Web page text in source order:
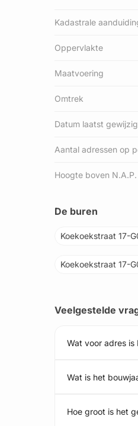
Kadastrale
Oppervlakte
Maatvoering
Omtrek
Datum laatst
Aantal adressen op
Hoogte boven N.A.P.
De buren
Koekoekstraat 17-
Koekoekstraat 17-
Veelgestelde
Wat voor adres is
Wat is het
Hoe groot is het